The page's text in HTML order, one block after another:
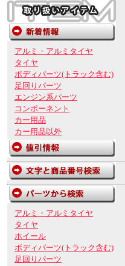
アルミ・アルミタイヤ
タイヤ
ボディパーツ(トラック含む)
足回りパーツ
エンジン系パーツ
コンポーネント
カー用品
カー用品以外
アルミ・アルミタイヤ
タイヤ
ホイール
ボディパーツ(トラック含む)
足回りパーツ